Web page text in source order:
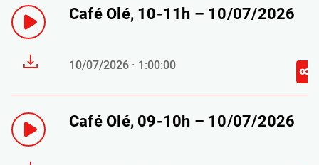
Café Olé, 10-11h – 10/07/2026
10/07/2026 · 1:00:00
Café Olé, 09-10h – 10/07/2026